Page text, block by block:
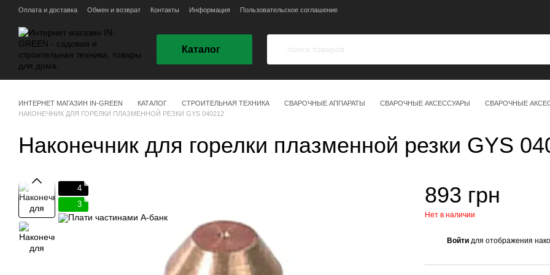
Перейти к основному контенту
Оплата и доставка Обмен и возврат Контакты Информация Пользовательское соглашение
Каталог
ИНТЕРНЕТ МАГАЗИН IN-GREEN КАТАЛОГ СТРОИТЕЛЬНАЯ ТЕХНИКА СВАРОЧНЫЕ АППАРАТЫ СВАРОЧНЫЕ АКСЕССУАРЫ
СВАРОЧНЫЕ
НАКОНЕЧНИК ДЛЯ ГОРЕЛКИ ПЛАЗМЕННОЙ РЕЗКИ GYS 040212
Наконечник для горелки плазменной резки GYS
4
3
893 грн
Нет в наличии
Войти для отображения